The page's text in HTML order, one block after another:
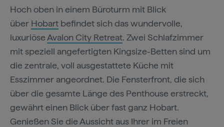
Hoch oben in einem Büroturm mit Blick
über Hobart befindet sich das wundervolle,
luxuriöse Avalon City Retreat. Zwei Schlafzimmer
mit speziell angefertigten Kingsize-Betten sind um
die zentrale, voll ausgestattete Küche mit
Esszimmer angeordnet. Die Fensterfront, die sich
über die gesamte Länge des Penthouse erstreckt,
gewährt einen Blick über fast ganz Hobart.
Genießen Sie die Aussicht aus Ihrer im Freien